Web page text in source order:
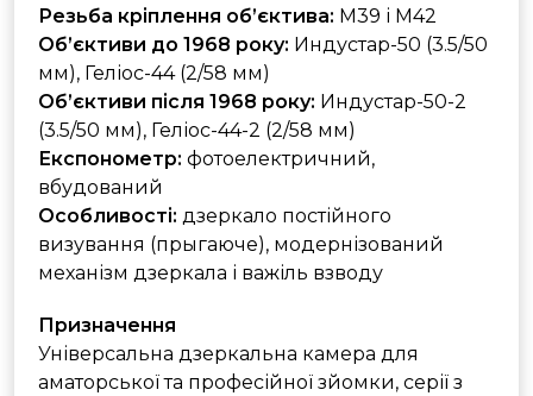
Резьба кріплення об’єктива: M39 і M42
Об’єктиви до 1968 року: Индустар-50 (3.5/50
мм), Геліос-44 (2/58 мм)
Об’єктиви після 1968 року: Индустар-50-2
(3.5/50 мм), Геліос-44-2 (2/58 мм)
Експонометр: фотоелектричний,
вбудований
Особливості: дзеркало постійного
визування (прыгаюче), модернізований
механізм дзеркала і важіль взводу
Призначення
Універсальна дзеркальна камера для
аматорської та професійної зйомки, серії з